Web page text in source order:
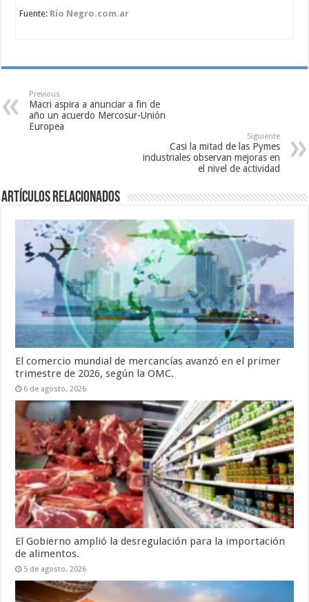
Fuente: Río Negro.com.ar
Previous
Macri aspira a anunciar a fin de
año un acuerdo Mercosur-Unión
Europea
Siguiente
Casi la mitad de las Pymes
industriales observan mejoras en
el nivel de actividad
Artículos relacionados
El comercio mundial de mercancías avanzó en el primer
trimestre de 2026, según la OMC.
6 de agosto, 2026
El Gobierno amplió la desregulación para la importación
de alimentos.
5 de agosto, 2026